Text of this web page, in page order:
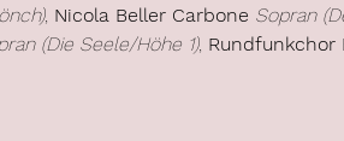
, Nicola Beller Carbone Sopran
(Die Seele/Höhe 1), Rundfunkchor